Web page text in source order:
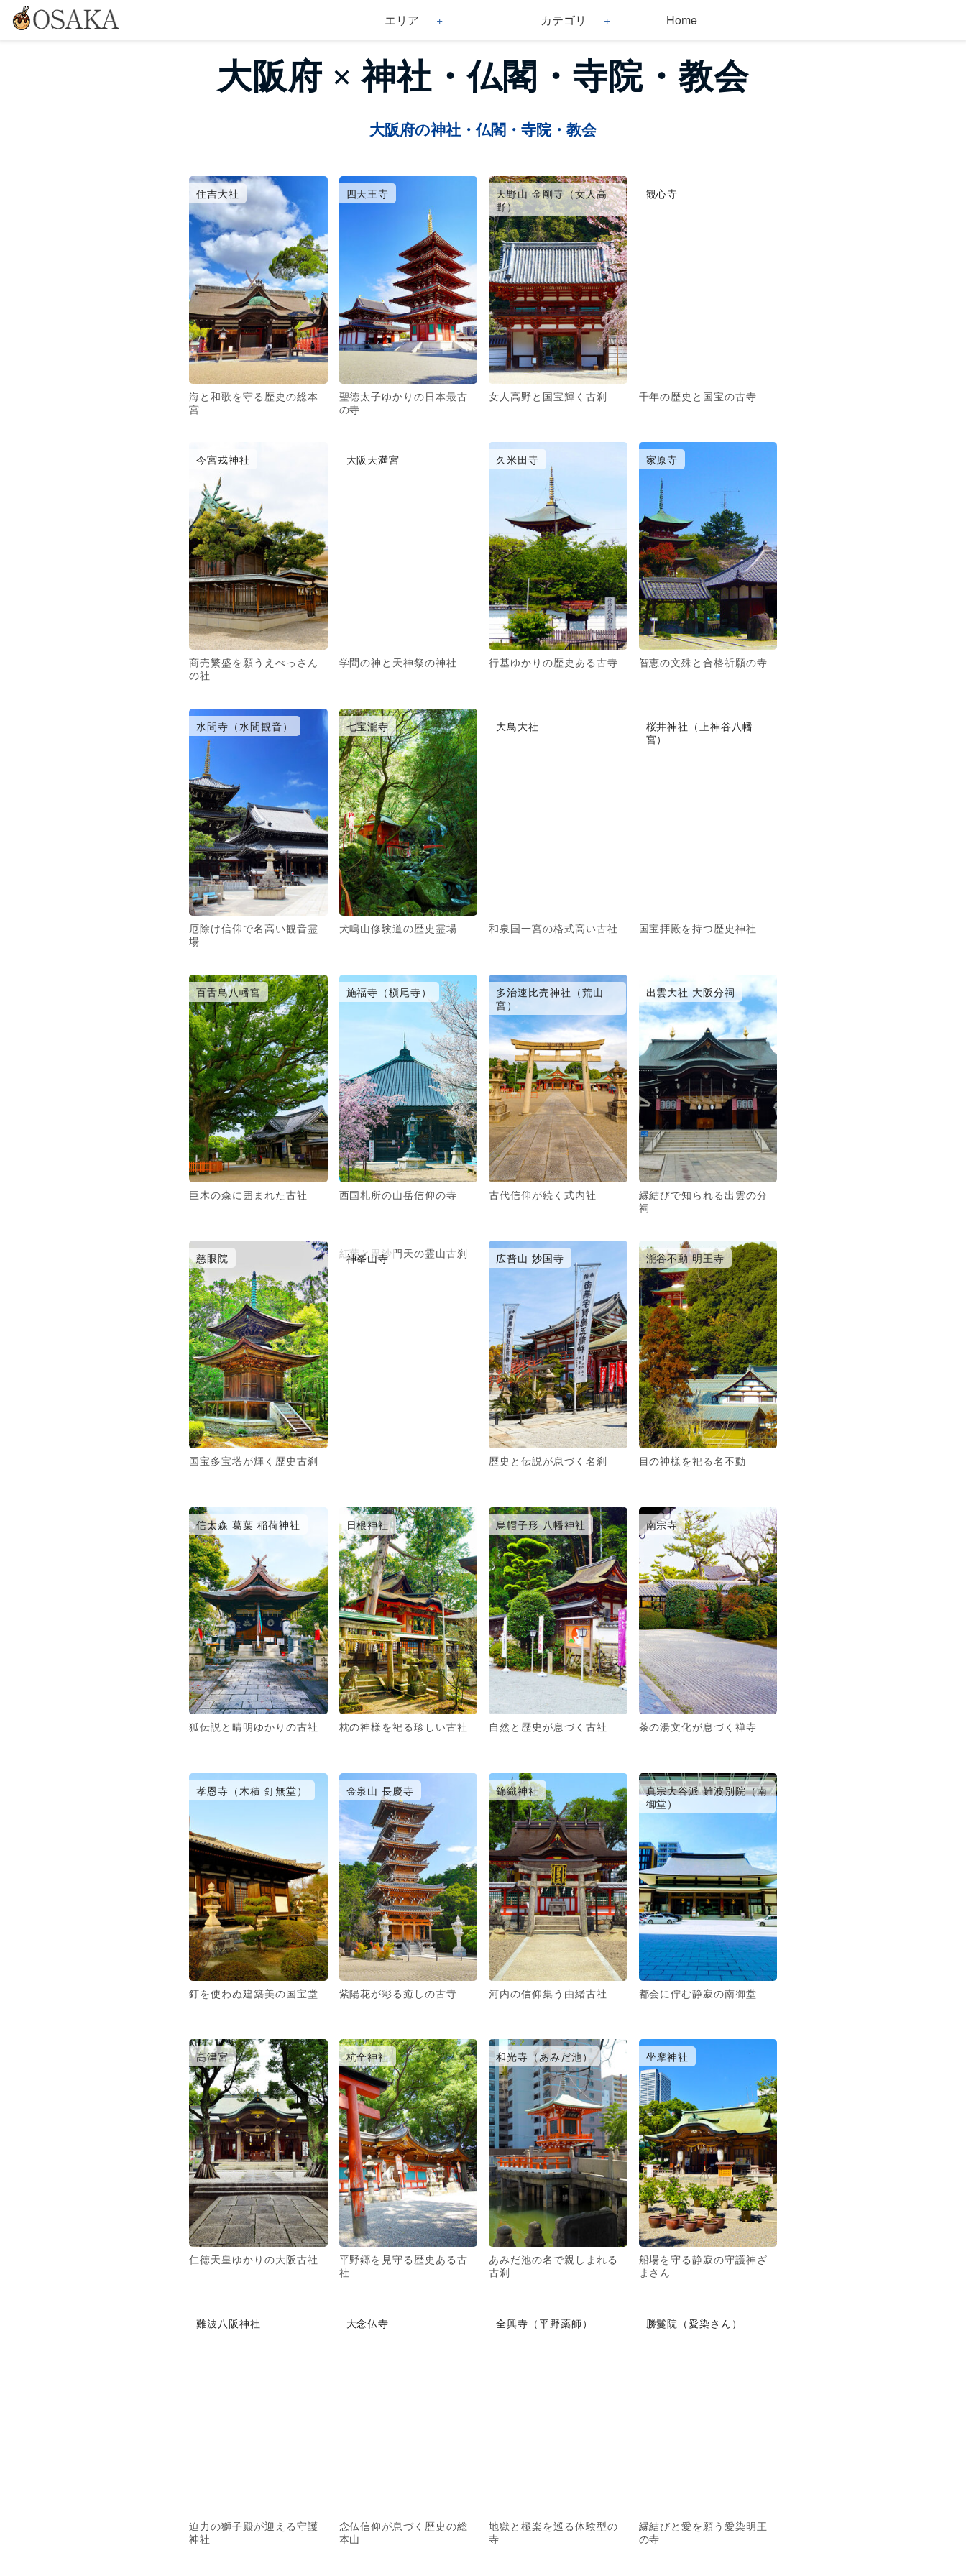
エリア カテゴリ Home
大阪府 × 神社・仏閣・寺院・教会
大阪府の神社・仏閣・寺院・教会
住吉大社
海と和歌を守る歴史の総本
宮
四天王寺
聖徳太子ゆかりの日本最古
の寺
天野山 金剛寺（女人高
野）
女人高野と国宝輝く古刹
観心寺
千年の歴史と国宝の古寺
今宮戎神社
商売繁盛を願うえべっさん
の社
大阪天満宮
学問の神と天神祭の神社
久米田寺
行基ゆかりの歴史ある古寺
家原寺
智恵の文殊と合格祈願の寺
水間寺（水間観音）
厄除け信仰で名高い観音霊
場
七宝瀧寺
犬鳴山修験道の歴史霊場
大鳥大社
和泉国一宮の格式高い古社
桜井神社（上神谷八幡
宮）
国宝拝殿を持つ歴史神社
百舌鳥八幡宮
巨木の森に囲まれた古社
施福寺（槇尾寺）
西国札所の山岳信仰の寺
多治速比売神社（荒山
宮）
古代信仰が続く式内社
出雲大社 大阪分祠
縁結びで知られる出雲の分
祠
慈眼院
国宝多宝塔が輝く歴史古刹
神峯山寺
紅葉と毘沙門天の霊山古刹 広普山 妙国寺
歴史と伝説が息づく名刹
瀧谷不動 明王寺
目の神様を祀る名不動
信太森 葛葉 稲荷神社
狐伝説と晴明ゆかりの古社
日根神社
枕の神様を祀る珍しい古社
烏帽子形 八幡神社
自然と歴史が息づく古社
南宗寺
茶の湯文化が息づく禅寺
孝恩寺（木積 釘無堂）
釘を使わぬ建築美の国宝堂
金泉山 長慶寺
紫陽花が彩る癒しの古寺
錦織神社
河内の信仰集う由緒古社
真宗大谷派 難波別院（南
御堂）
都会に佇む静寂の南御堂
高津宮
仁徳天皇ゆかりの大阪古社
杭全神社
平野郷を見守る歴史ある古
社
和光寺（あみだ池）
あみだ池の名で親しまれる
古刹
坐摩神社
船場を守る静寂の守護神ざ
まさん
難波八阪神社
迫力の獅子殿が迎える守護
神社
大念仏寺
念仏信仰が息づく歴史の総
本山
全興寺（平野薬師）
地獄と極楽を巡る体験型の
寺
勝鬘院（愛染さん）
縁結びと愛を願う愛染明王
の寺